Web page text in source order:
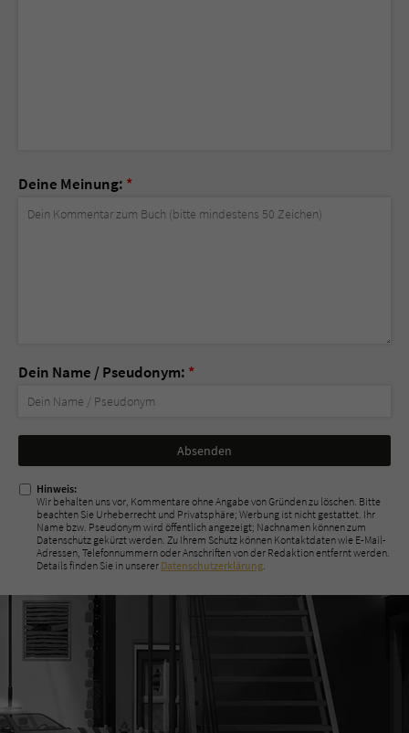
Deine Meinung: *
Dein Name / Pseudonym: *
Nicht
ausfüllen!
Hinweis:
Wir behalten uns vor, Kommentare ohne Angabe von Gründen zu löschen. Bitte
beachten Sie Urheberrecht und Privatsphäre; Werbung ist nicht gestattet. Ihr
Name bzw. Pseudonym wird öffentlich angezeigt; Nachnamen können zum
Datenschutz gekürzt werden. Zu Ihrem Schutz können Kontaktdaten wie E-Mail-
Adressen, Telefonnummern oder Anschriften von der Redaktion entfernt werden.
Details finden Sie in unserer Datenschutzerklärung.